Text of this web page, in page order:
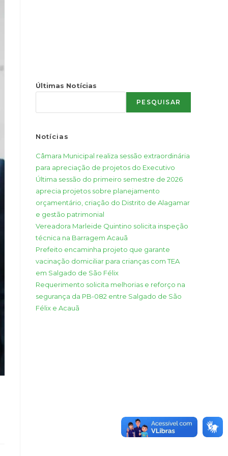
Últimas Notícias
PESQUISAR
Notícias
Câmara Municipal realiza sessão extraordinária
para apreciação de projetos do Executivo
Última sessão do primeiro semestre de 2026
aprecia projetos sobre planejamento
orçamentário, criação do Distrito de Alagamar
e gestão patrimonial
Vereadora Marleide Quintino solicita inspeção
técnica na Barragem Acauã
Prefeito encaminha projeto que garante
vacinação domiciliar para crianças com TEA
em Salgado de São Félix
Requerimento solicita melhorias e reforço na
segurança da PB-082 entre Salgado de São
Félix e Acauã